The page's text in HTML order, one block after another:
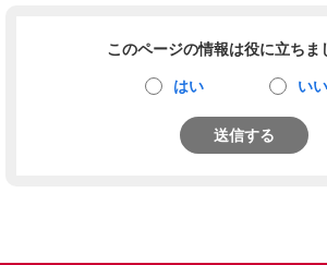
このページの情報は役に立ちま
はい い
送信する